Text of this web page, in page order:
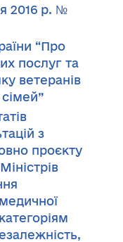
2016 р. №
“Про
послуг та
ветеранів
сімей”
з
проєкту